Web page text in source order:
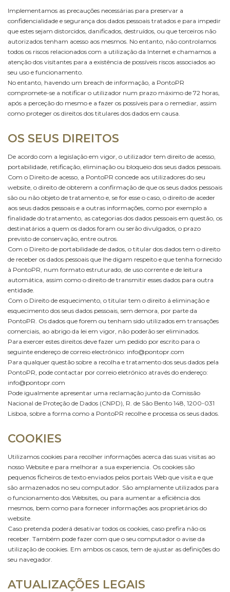
Implementamos as precauções necessárias para preservar a
confidencialidade e segurança dos dados pessoais tratados e para impedir
que estes sejam distorcidos, danificados, destruídos, ou que terceiros não
autorizados tenham acesso aos mesmos. No entanto, não controlamos
todos os riscos relacionados com a utilização da Internet e chamamos a
atenção dos visitantes para a existência de possíveis riscos associados ao
seu uso e funcionamento.
No entanto, havendo um breach de informação, a PontoPR
compromete-se a notificar o utilizador num prazo máximo de 72 horas,
após a perceção do mesmo e a fazer os possíveis para o remediar, assim
como proteger os direitos dos titulares dos dados em causa.
OS SEUS DIREITOS
De acordo com a legislação em vigor, o utilizador tem direito de acesso,
portabilidade, retificação, eliminação ou bloqueio dos seus dados pessoais.
Com o Direito de acesso, a PontoPR concede aos utilizadores do seu
website, o direito de obterem a confirmação de que os seus dados pessoais
são ou não objeto de tratamento e, se for esse o caso, o direito de aceder
aos seus dados pessoais e a outras informações, como por exemplo a
finalidade do tratamento, as categorias dos dados pessoais em questão, os
destinatários a quem os dados foram ou serão divulgados, o prazo
previsto de conservação, entre outros.
Com o Direito de portabilidade de dados, o titular dos dados tem o direito
de receber os dados pessoais que lhe digam respeito e que tenha fornecido
à PontoPR, num formato estruturado, de uso corrente e de leitura
automática, assim como o direito de transmitir esses dados para outra
entidade.
Com o Direito de esquecimento, o titular tem o direito á eliminação e
esquecimento dos seus dados pessoais, sem demora, por parte da
PontoPR. Os dados que forem ou tenham sido utilizados em transações
comerciais, ao abrigo da lei em vigor, não poderão ser eliminados.
Para exercer estes direitos deve fazer um pedido por escrito para o
seguinte endereço de correio electrónico: info@pontopr.com
Para qualquer questão sobre a recolha e tratamento dos seus dados pela
PontoPR, pode contactar por correio eletrónico através do endereço:
info@pontopr.com
Pode igualmente apresentar uma reclamação junto da Comissão
Nacional de Proteção de Dados (CNPD), R. de São Bento 148, 1200-031
Lisboa, sobre a forma como a PontoPR recolhe e processa os seus dados.
COOKIES
Utilizamos cookies para recolher informações acerca das suas visitas ao
nosso Website e para melhorar a sua experiencia. Os cookies são
pequenos ficheiros de texto enviados pelos portais Web que visita e que
são armazenados no seu computador. São amplamente utilizados para
o funcionamento dos Websites, ou para aumentar a eficiência dos
mesmos, bem como para fornecer informações aos proprietários do
website.
Caso pretenda poderá desativar todos os cookies, caso prefira não os
receber. Também pode fazer com que o seu computador o avise da
utilização de cookies. Em ambos os casos, tem de ajustar as definições do
seu navegador.
ATUALIZAÇÕES LEGAIS